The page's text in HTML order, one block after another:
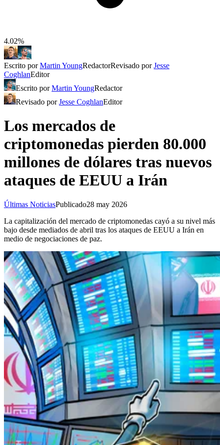
4.02%
Escrito porMartin YoungRedactorRevisado porJesse
CoghlanEditor
Escrito porMartin YoungRedactor
Revisado porJesse CoghlanEditor
Los mercados de
criptomonedas pierden 80.000
millones de dólares tras nuevos
ataques de EEUU a Irán
Últimas NoticiasPublicado28 may 2026
La capitalización del mercado de criptomonedas cayó a su nivel más
bajo desde mediados de abril tras los ataques de EEUU a Irán en
medio de negociaciones de paz.